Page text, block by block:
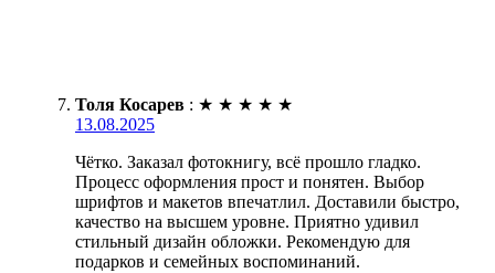
Толя Косарев : ★ ★ ★ ★ ★
13.08.2025
Чётко. Заказал фотокнигу, всё прошло гладко.
Процесс оформления прост и понятен. Выбор
шрифтов и макетов впечатлил. Доставили быстро,
качество на высшем уровне. Приятно удивил
стильный дизайн обложки. Рекомендую для
подарков и семейных воспоминаний.